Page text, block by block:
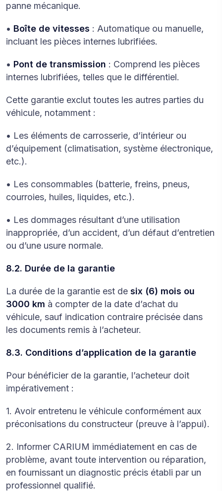
panne mécanique.
• Boîte de vitesses : Automatique ou manuelle,
incluant les pièces internes lubrifiées.
• Pont de transmission : Comprend les pièces
internes lubrifiées, telles que le différentiel.
Cette garantie exclut toutes les autres parties du
véhicule, notamment :
• Les éléments de carrosserie, d’intérieur ou
d’équipement (climatisation, système électronique,
etc.).
• Les consommables (batterie, freins, pneus,
courroies, huiles, liquides, etc.).
• Les dommages résultant d’une utilisation
inappropriée, d’un accident, d’un défaut d’entretien
ou d’une usure normale.
8.2. Durée de la garantie
La durée de la garantie est de six (6) mois ou
3000 km à compter de la date d’achat du
véhicule, sauf indication contraire précisée dans
les documents remis à l’acheteur.
8.3. Conditions d’application de la garantie
Pour bénéficier de la garantie, l’acheteur doit
impérativement :
1. Avoir entretenu le véhicule conformément aux
préconisations du constructeur (preuve à l’appui).
2. Informer CARIUM immédiatement en cas de
problème, avant toute intervention ou réparation,
en fournissant un diagnostic précis établi par un
professionnel qualifié.